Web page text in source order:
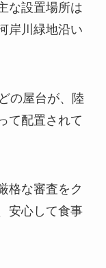
な設置場所は
岸川緑地沿い
の屋台が、陸
て配置されて
格な審査をク
安心して食事